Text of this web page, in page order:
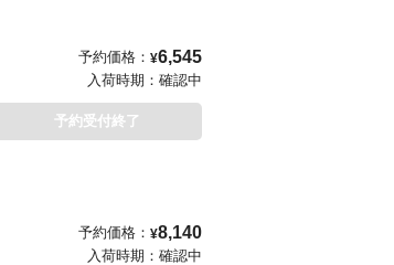
予約価格： ¥6,545
入荷時期： 確認中
予約受付終了
予約価格： ¥8,140
入荷時期： 確認中